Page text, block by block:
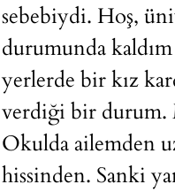
sebebiydi. Hoş,
durumunda
yerlerde bir kız
verdiği bir durum.
Okulda ailemden
hissinden. Sanki